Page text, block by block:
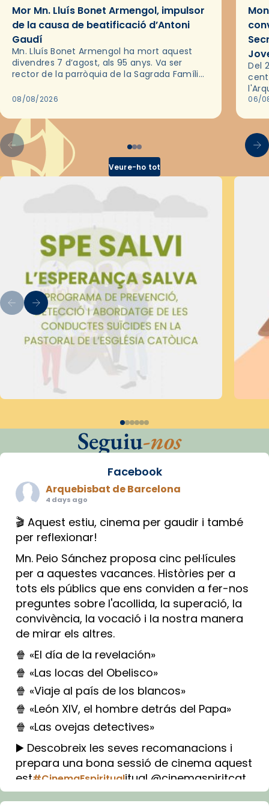
Mor Mn. Lluís Bonet Armengol, impulsor
de la causa de beatificació d’Antoni
Gaudí
Mn. Lluís Bonet Armengol ha mort aquest
divendres 7 d’agost, als 95 anys. Va ser
rector de la parròquia de la Sagrada Família
2018,…
08/08/2026
Del
les
06/
Veure-ho tot
Seguiu-nos
Facebook
Arquebisbat de Barcelona
4 days ago
🎬 Aquest estiu, cinema per gaudir i també
per reflexionar!
Mn. Peio Sánchez proposa cinc pel·lícules
per a aquestes vacances. Històries per a
tots els públics que ens conviden a fer-nos
preguntes sobre l'acollida, la superació, la
convivència, la vocació i la nostra manera
de mirar els altres.
🍿 «El día de la revelación»
🍿 «Las locas del Obelisco»
🍿 «Viaje al país de los blancos»
🍿 «León XIV, el hombre detrás del Papa»
🍿 «Las ovejas detectives»
▶️ Descobreix les seves recomanacions i
prepara una bona sessió de cinema aquest
est#CinemaEspiritualitual @cinemaspiritcat
Imatge: Generada amb IA (OpenAI)